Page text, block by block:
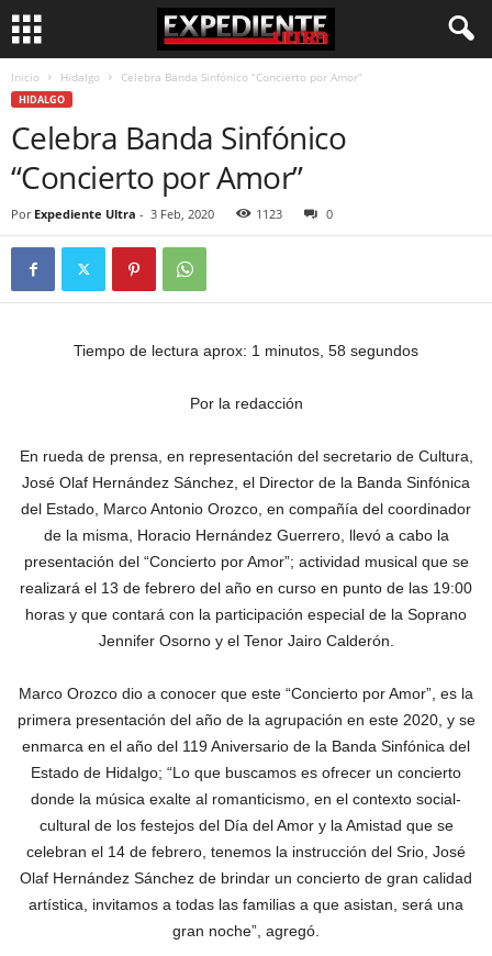
Inicio Hidalgo Celebra Banda Sinfónico “Concierto por Amor”
HIDALGO
Celebra Banda Sinfónico
“Concierto por Amor”
Por Expediente Ultra - 3 Feb, 2020 1123 0
Tiempo de lectura aprox: 1 minutos, 58 segundos
Por la redacción
En rueda de prensa, en representación del secretario de Cultura,
José Olaf Hernández Sánchez, el Director de la Banda Sinfónica
del Estado, Marco Antonio Orozco, en compañía del coordinador
de la misma, Horacio Hernández Guerrero, llevó a cabo la
presentación del “Concierto por Amor”; actividad musical que se
realizará el 13 de febrero del año en curso en punto de las 19:00
horas y que contará con la participación especial de la Soprano
Jennifer Osorno y el Tenor Jairo Calderón.
Marco Orozco dio a conocer que este “Concierto por Amor”, es la
primera presentación del año de la agrupación en este 2020, y se
enmarca en el año del 119 Aniversario de la Banda Sinfónica del
Estado de Hidalgo; “Lo que buscamos es ofrecer un concierto
donde la música exalte al romanticismo, en el contexto social-
cultural de los festejos del Día del Amor y la Amistad que se
celebran el 14 de febrero, tenemos la instrucción del Srio, José
Olaf Hernández Sánchez de brindar un concierto de gran calidad
artística, invitamos a todas las familias a que asistan, será una
gran noche”, agregó.